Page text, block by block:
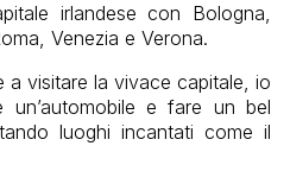
irlandese con Bologna,
Venezia e Verona.
a visitare la vivace capitale, io
un’automobile e fare un bel
luoghi incantati come il